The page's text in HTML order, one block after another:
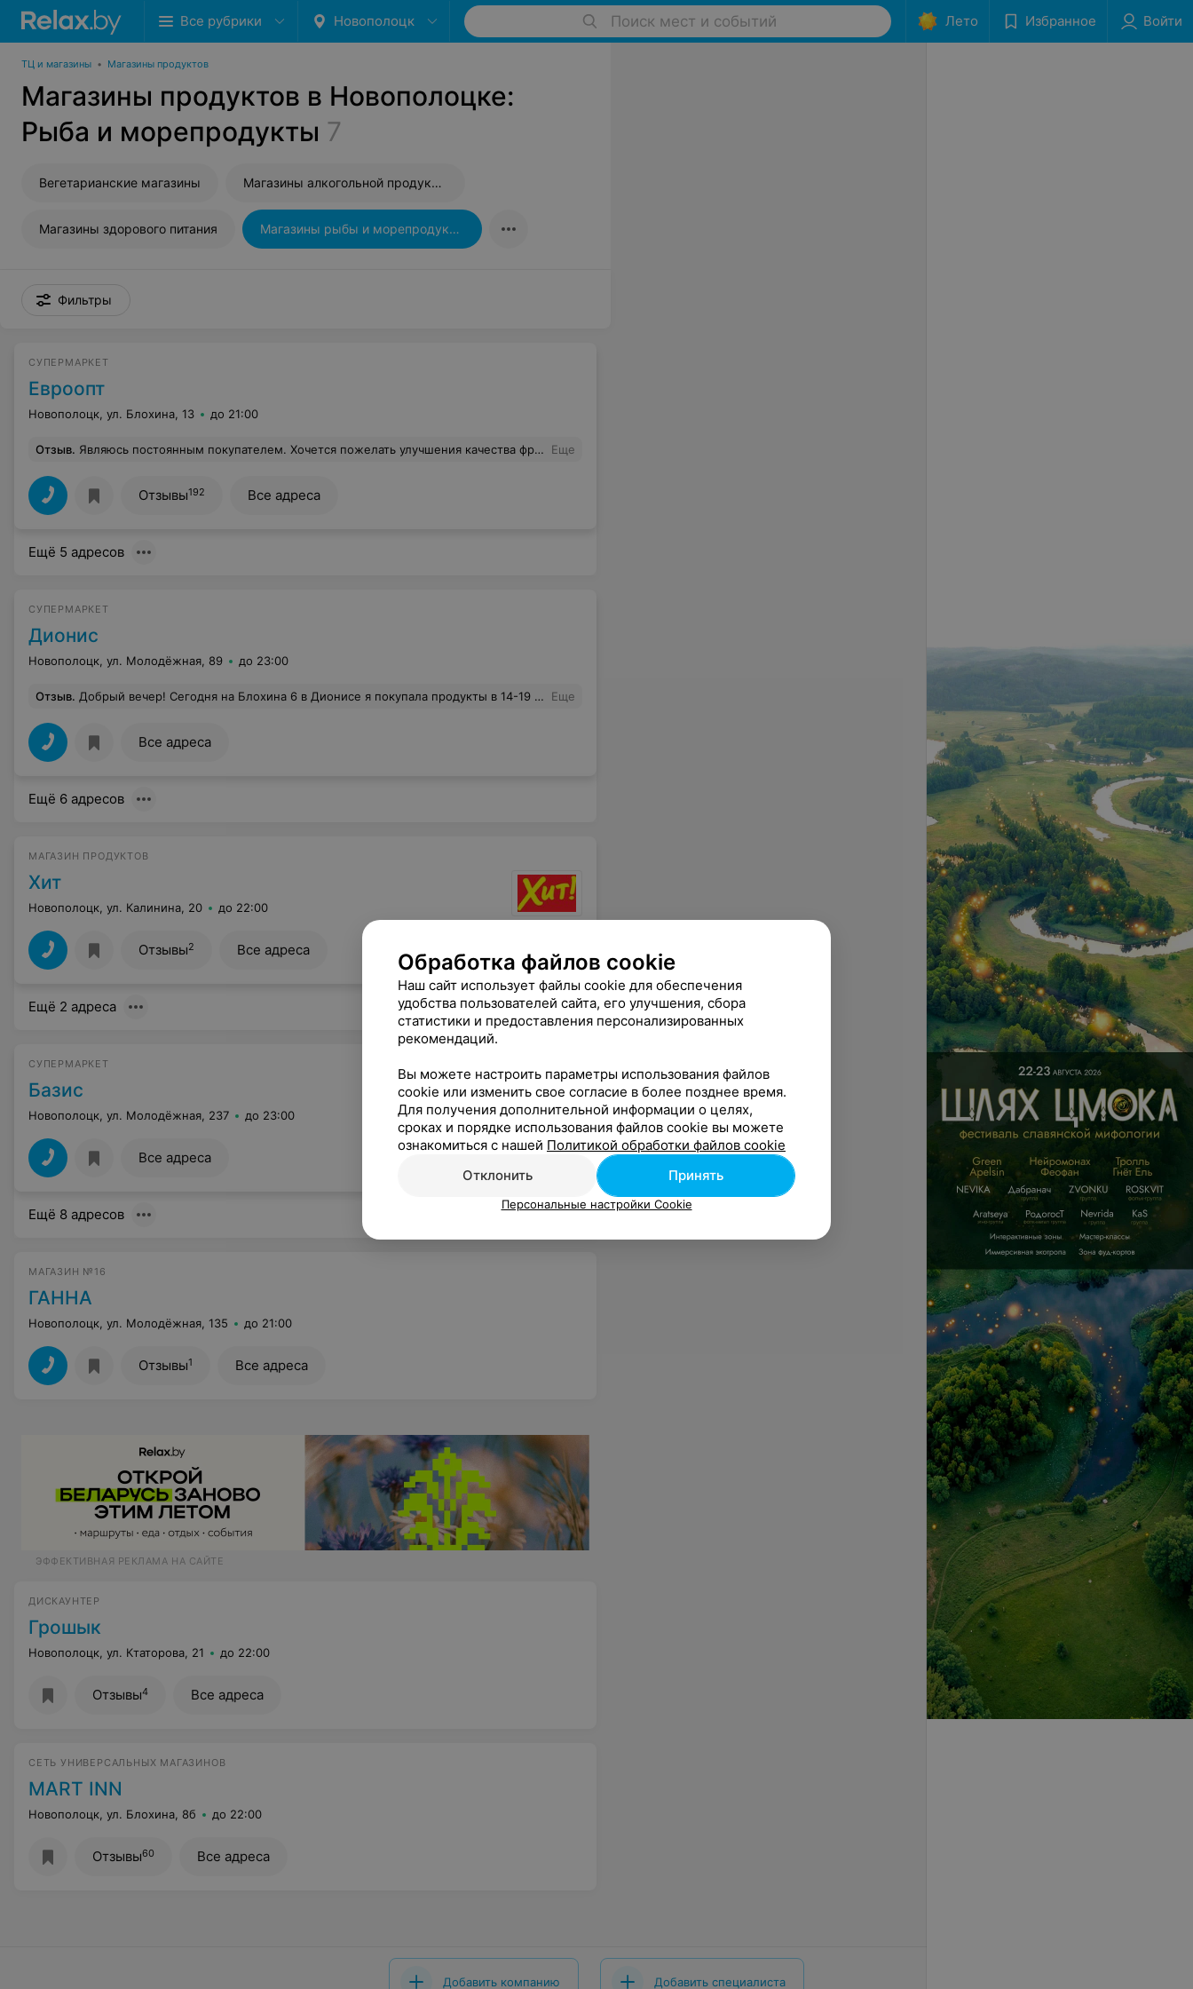
Все рубрики Новополоцк Поиск мест и событий Лето Избранное Войти
ТЦ и магазины • Магазины продуктов
Магазины продуктов в Новополоцке:
Рыба и морепродукты 7
Вегетарианские магазины Магазины алкогольной продукции
Магазины здорового питания Магазины рыбы и морепродуктов
Фильтры
СУПЕРМАРКЕТ
Евроопт
Новополоцк, ул. Блохина, 13 до 21:00
Отзыв. Являюсь постоянным покупателем. Хочется пожелать улучшения качества фруктов, а также восстановление ассортимента творога. Интересует 5% творог 375-400 г, желательно Славянские традиции, Бабушкина Крынка Деревенский. Нет возможности последнее время купить Лепельский пломбир 1 кг, что характерно всей продуктовой торговой сети Новополоцка. С уважением Еще
Отзывы192 Все адреса
Ещё 5 адресов
СУПЕРМАРКЕТ
Дионис
Новополоцк, ул. Молодёжная, 89 до 23:00
Отзыв. Добрый вечер! Сегодня на Блохина 6 в Дионисе я покупала продукты в 14-19 часов. Сейчас решила перекусить, открыв пудинг молочный, а он оказался с плесенью.Очень не приятно было это видеть, потом открыла кефир Твоя кружка, он был, как шампанское, все залил, бродит уже. Хотя срок хранения еще не истек и в одном и другом случае. Я инвалид второй группы, на улицу редко выхожу, а тут подвезли и какое же разочарование я получила. Сделала снимки, но они в мобильнике и я не знаю номер вашего вайбера, чтобы их туда отправить. Еще
Все адреса
Ещё 6 адресов
МАГАЗИН ПРОДУКТОВ
Хит
Новополоцк, ул. Калинина, 20 до 22:00
Отзывы2 Все адреса
Ещё 2 адреса
СУПЕРМАРКЕТ
Базис
Новополоцк, ул. Молодёжная, 237 до 23:00
Все адреса
Ещё 8 адресов
МАГАЗИН №16
ГАННА
Новополоцк, ул. Молодёжная, 135 до 21:00
Отзывы1 Все адреса
ЭФФЕКТИВНАЯ РЕКЛАМА НА САЙТЕ
ДИСКАУНТЕР
Грошык
Новополоцк, ул. Ктаторова, 21 до 22:00
Отзывы4 Все адреса
СЕТЬ УНИВЕРСАЛЬНЫХ МАГАЗИНОВ
MART INN
Новополоцк, ул. Блохина, 8б до 22:00
Отзывы60 Все адреса
Добавить компанию Добавить специалиста
Обработка файлов cookie
Наш сайт использует файлы cookie для обеспечения
удобства пользователей сайта, его улучшения, сбора
статистики и предоставления персонализированных
рекомендаций.
Вы можете настроить параметры использования файлов
cookie или изменить свое согласие в более позднее время.
Для получения дополнительной информации о целях,
сроках и порядке использования файлов cookie вы можете
ознакомиться с нашей Политикой обработки файлов cookie
Отклонить
Принять
Персональные настройки Cookie